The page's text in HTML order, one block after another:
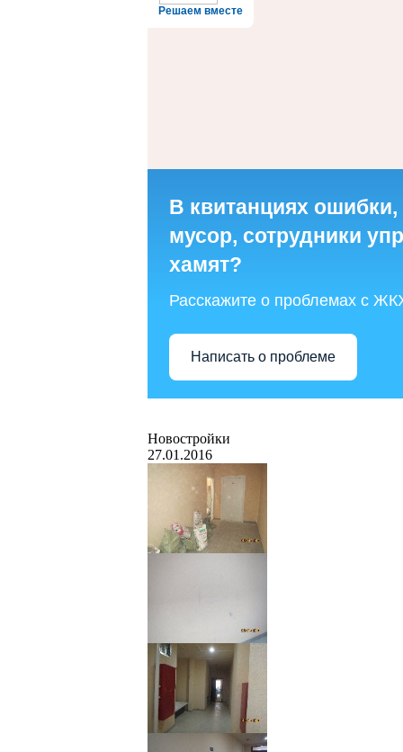
Решаем вместе
В квитанциях
мусор, сотрудники
хамят?
Расскажите о проблемах с
Написать о проблеме
Новостройки
27.01.2016